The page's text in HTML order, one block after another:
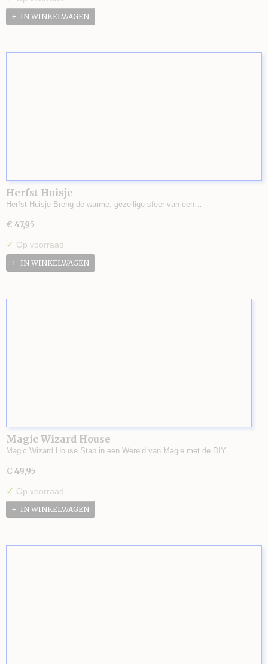
IN WINKELWAGEN
Herfst Huisje
Herfst Huisje Breng de warme, gezellige sfeer van een…
€ 47,95
✓ Op voorraad
IN WINKELWAGEN
Magic Wizard House
Magic Wizard House Stap in een Wereld van Magie met de DIY…
€ 49,95
✓ Op voorraad
IN WINKELWAGEN